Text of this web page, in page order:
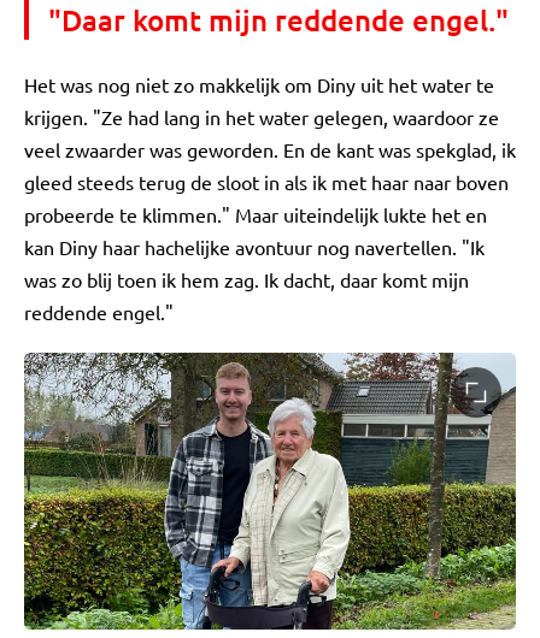
"Daar komt mijn reddende engel."
Het was nog niet zo makkelijk om Diny uit het water te
krijgen. "Ze had lang in het water gelegen, waardoor ze
veel zwaarder was geworden. En de kant was spekglad, ik
gleed steeds terug de sloot in als ik met haar naar boven
probeerde te klimmen." Maar uiteindelijk lukte het en
kan Diny haar hachelijke avontuur nog navertellen. "Ik
was zo blij toen ik hem zag. Ik dacht, daar komt mijn
reddende engel."